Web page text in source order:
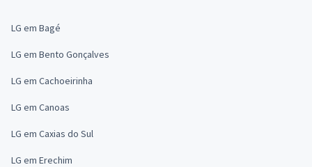
LG em Bagé
LG em Bento Gonçalves
LG em Cachoeirinha
LG em Canoas
LG em Caxias do Sul
LG em Erechim